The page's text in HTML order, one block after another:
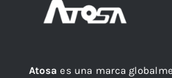
Atosa es una marca